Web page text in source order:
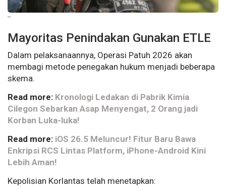
--
Mayoritas Penindakan Gunakan ETLE
Dalam pelaksanaannya, Operasi Patuh 2026 akan
membagi metode penegakan hukum menjadi beberapa
skema.
Read more: Kronologi Ledakan di Pabrik Kimia
Cilegon Sebarkan Asap Menyengat, 2 Orang jadi
Korban Luka-luka!
Read more: iOS 26.5 Meluncur! Fitur Baru Bawa
Enkripsi RCS Lintas Platform, iPhone-Android Kini
Lebih Aman!
Kepolisian Korlantas telah menetapkan: